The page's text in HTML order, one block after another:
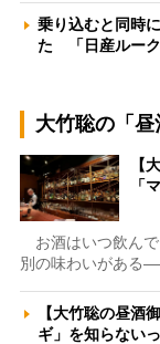
乗り込むと同時
た 「日産ルー
大竹聡の「昼
【
「
お酒はいつ飲んで
別の味わいがある
【大竹聡の昼酒
ギ」を知らない